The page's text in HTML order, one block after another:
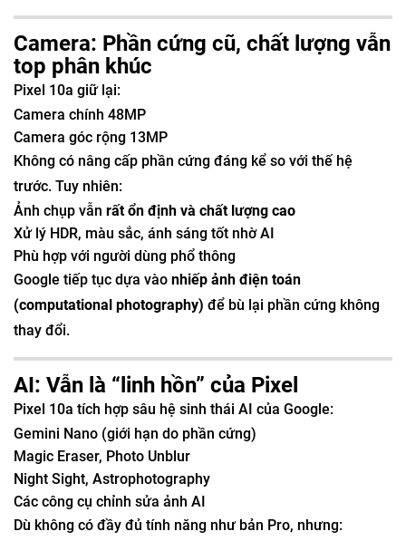
Camera: Phần cứng cũ, chất lượng vẫn
top phân khúc
Pixel 10a giữ lại:
Camera chính 48MP
Camera góc rộng 13MP
Không có nâng cấp phần cứng đáng kể so với thế hệ
trước. Tuy nhiên:
Ảnh chụp vẫn rất ổn định và chất lượng cao
Xử lý HDR, màu sắc, ánh sáng tốt nhờ AI
Phù hợp với người dùng phổ thông
Google tiếp tục dựa vào nhiếp ảnh điện toán
(computational photography) để bù lại phần cứng không
thay đổi.
AI: Vẫn là “linh hồn” của Pixel
Pixel 10a tích hợp sâu hệ sinh thái AI của Google:
Gemini Nano (giới hạn do phần cứng)
Magic Eraser, Photo Unblur
Night Sight, Astrophotography
Các công cụ chỉnh sửa ảnh AI
Dù không có đầy đủ tính năng như bản Pro, nhưng: